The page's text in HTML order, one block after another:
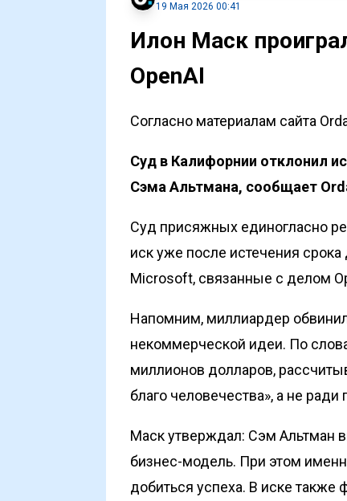
19 Мая 2026 00:41
Илон Маск
OpenAI
Согласно материалам сайта
Суд в Калифорнии отклонил
Сэма Альтмана, сообщает
Суд присяжных единогласно
иск уже после истечения
Microsoft, связанные с делом
Напомним, миллиардер
некоммерческой идеи. По
миллионов долларов,
благо человечества», а не ради
Маск утверждал: Сэм Альтман
бизнес-модель. При этом
добиться успеха. В иске